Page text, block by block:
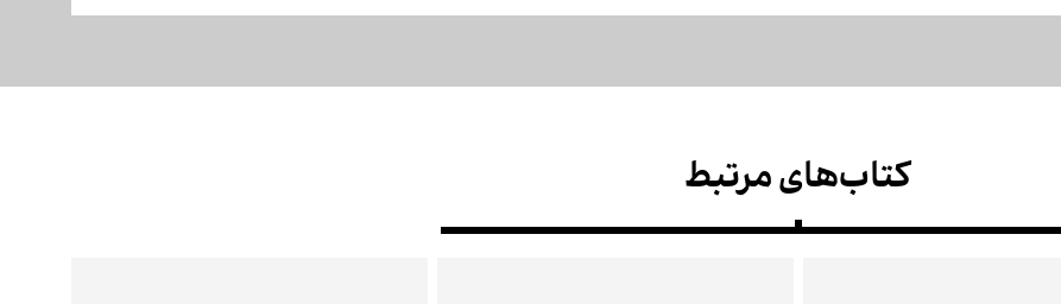
کتاب‌های مرتبط